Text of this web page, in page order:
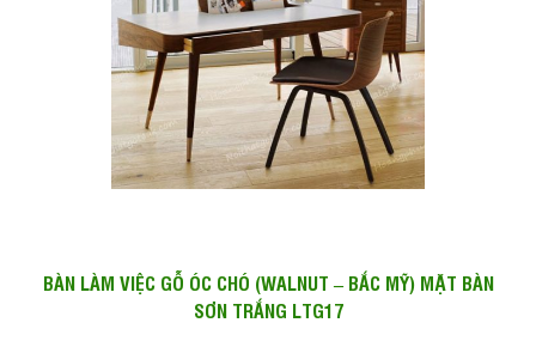
BÀN LÀM VIỆC GỖ ÓC CHÓ (WALNUT – BẮC MỸ) MẶT BÀN
SƠN TRẮNG LTG17